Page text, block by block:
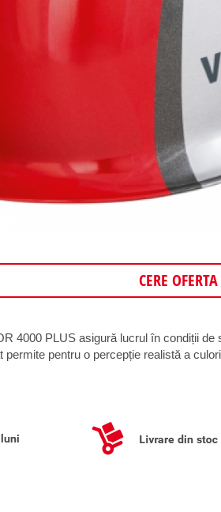
CERE OFERTA
4000 PLUS asigură lucrul în condiții
permite pentru o percepție realistă a